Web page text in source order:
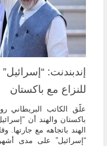
إندبندنت:
للنزاع مع باكستان
علّق الكاتب البريطاني
باكستان والهند أن
الهند باتجاهه مع
“إسرائيل” على مدى